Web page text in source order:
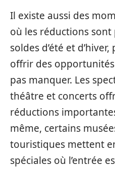
Il existe aussi des
où les réductions
soldes d’été et
offrir des
pas manquer. Les
théâtre et concerts
réductions
même, certains
touristiques mettent
spéciales où l’entrée